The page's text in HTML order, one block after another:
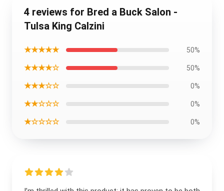
4 reviews for Bred a Buck Salon -
Tulsa King Calzini
★★★★★ 50%
★★★★☆ 50%
★★★☆☆ 0%
★★☆☆☆ 0%
★☆☆☆☆ 0%